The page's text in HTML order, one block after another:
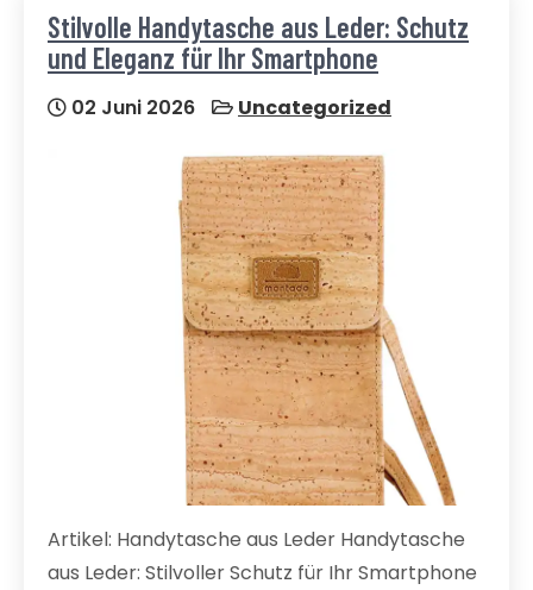
Stilvolle Handytasche aus Leder: Schutz
und Eleganz für Ihr Smartphone
02 Juni 2026 Uncategorized
Artikel: Handytasche aus Leder Handytasche
aus Leder: Stilvoller Schutz für Ihr Smartphone